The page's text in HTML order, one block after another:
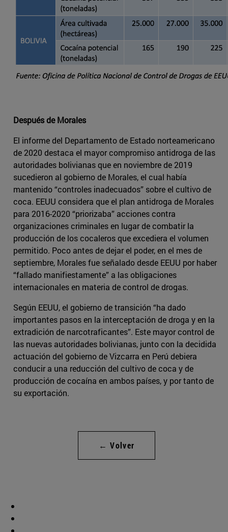
Después de Morales
El informe del Departamento de Estado norteamericano
de 2020 destaca el mayor compromiso antidroga de las
autoridades bolivianas que en noviembre de 2019
sucedieron al gobierno de Morales, el cual había
mantenido “controles inadecuados” sobre el cultivo de
coca. EEUU considera que el plan antidroga de Morales
para 2016-2020 “priorizaba” acciones contra
organizaciones criminales en lugar de combatir la
producción de los cocaleros que excediera el volumen
permitido. Poco antes de dejar el poder, en el mes de
septiembre, Morales fue señalado desde EEUU por haber
“fallado manifiestamente” a las obligaciones
internacionales en materia de control de drogas.
Según EEUU, el gobierno de transición “ha dado
importantes pasos en la interceptación de droga y en la
extradición de narcotraficantes”. Este mayor control de
las nuevas autoridades bolivianas, junto con la decidida
actuación del gobierno de Vizcarra en Perú debiera
conducir a una reducción del cultivo de coca y de
producción de cocaína en ambos países, y por tanto de
su exportación.
← Volver